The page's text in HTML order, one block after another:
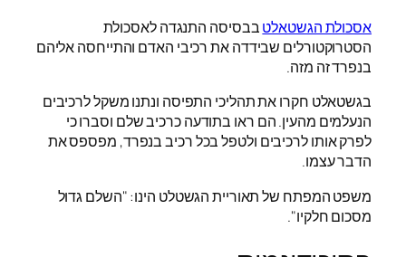
אסכולת הגשטאלטבבסיסה התנגדה לאסכולת
הסטרוקטורלים שבידדה את רכיבי האדם והתייחסה אליהם
בנפרד זה מזה.
בגשטאלט חקרו את תהליכי התפיסה ונתנו משקל לרכיבים
הנעלמים מהעין. הם ראו בתודעה כרכיב שלם וסברו כי
לפרק אותו לרכיבים ולטפל בכל רכיב בנפרד, מפספס את
הדבר עצמו.
משפט המפתח של תאוריית הגשטלט הינו: "השלם גדול
מסכום חלקיו".